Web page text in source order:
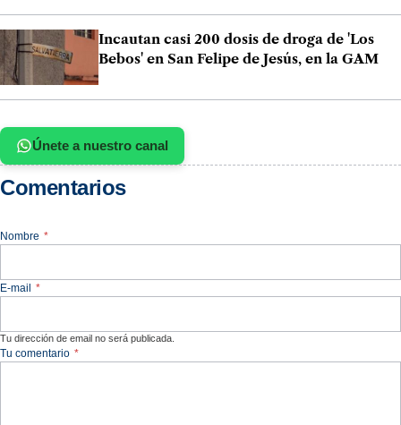
Incautan casi 200 dosis de droga de 'Los
Bebos' en San Felipe de Jesús, en la GAM
Únete a nuestro canal
Comentarios
Nombre *
E-mail *
Tu dirección de email no será publicada.
Tu comentario *